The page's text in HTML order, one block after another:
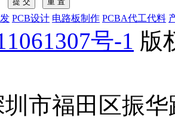
PCB设计 电路板制作 PCBA代工代料
号-1 版
市福田区振